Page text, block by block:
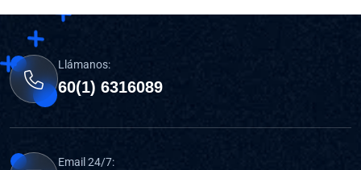
Llámanos:
60(1) 6316089
Email 24/7: